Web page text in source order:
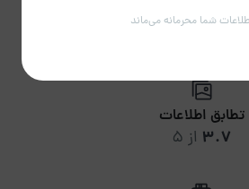
نظافت
تطابق اطلاعات
3.7 از 5
شما محرمانه می‌ماند